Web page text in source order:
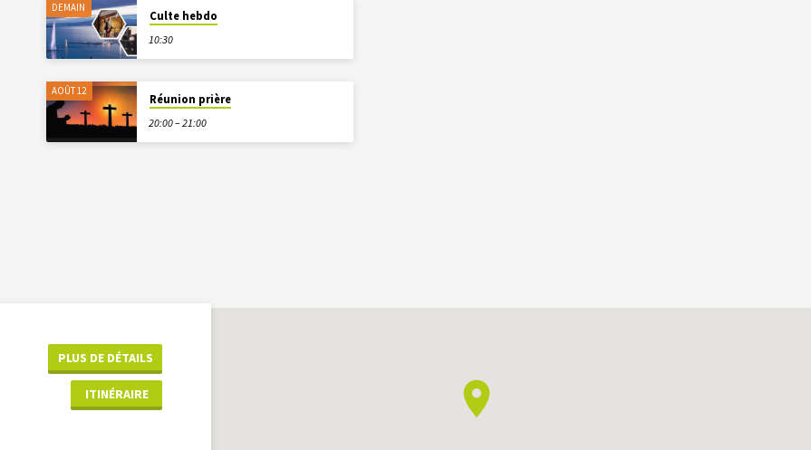
DEMAIN
Culte hebdo
10:30
AOÛT 12
Réunion prière
20:00 – 21:00
PLUS DE DÉTAILS
ITINÉRAIRE